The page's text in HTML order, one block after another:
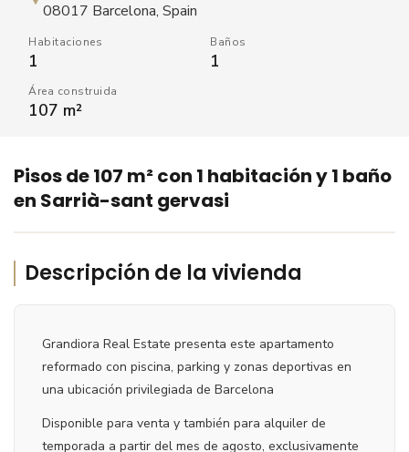
08017 Barcelona, Spain
Habitaciones
1
Baños
1
Área construida
107 m²
VER VÍDEO
Pisos de 107 m² con 1 habitación y 1 baño
en Sarrià-sant gervasi
Descripción de la vivienda
Grandiora Real Estate presenta este apartamento
reformado con piscina, parking y zonas deportivas en
una ubicación privilegiada de Barcelona
Disponible para venta y también para alquiler de
temporada a partir del mes de agosto, exclusivamente